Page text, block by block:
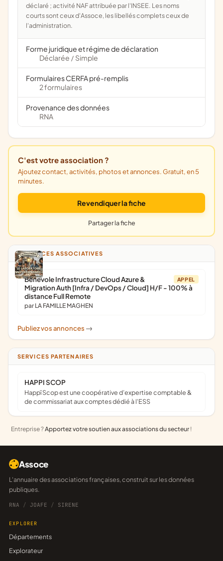
déclaré ; activité NAF attribuée par l'INSEE. Les noms
courts sont ceux d'Assoce, les libellés complets ceux de
l'administration.
Forme juridique et régime de déclaration
Déclarée / Simple
Formulaires CERFA pré-remplis
2 formulaires
Provenance des données
RNA
C'est votre association ?
Ajoutez contact, activités, photos et annonces. Gratuit, en 5
minutes.
Revendiquer la fiche
Partager la fiche
ANNONCES ASSOCIATIVES
APPEL
Bénévole Infrastructure Cloud Azure &
Migration Auth [Infra / DevOps / Cloud] H/F - 100% à
distance Full Remote
par LA FAMILLE MAGHEN
Publiez vos annonces ->
SERVICES PARTENAIRES
HAPPI SCOP
Happï Scop est une coopérative d’expertise comptable &
de commissariat aux comptes dédié à l'ESS
Entreprise ?Apportez votre soutien aux associations du secteur !
Assoce
L'annuaire des associations françaises, construit sur les données
publiques.
RNA / JOAFE / SIRENE
EXPLORER
Départements
Explorateur